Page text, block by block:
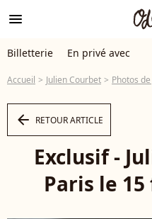
menu
Billetterie En privé avec
Accueil Julien Courbet Photos
arrow_left RETOUR ARTICLE
Exclusif -
Paris le